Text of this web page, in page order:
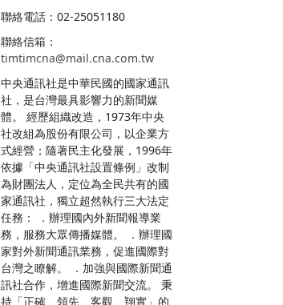
聯絡電話：02-25051180
聯絡信箱：
timtimcna@mail.cna.com.tw
中央通訊社是中華民國的國家通訊
社，是台灣最具影響力的新聞媒
體。 經歷組織改造，1973年中央
社改組為股份有限公司，以企業方
式經營；隨著民主化發展，1996年
依據「中央通訊社設置條例」改制
為財團法人，定位為全民共有的國
家通訊社，獨立超然執行三大法定
任務： ．辦理國內外新聞報導業
務，服務大眾傳播媒體。 ．辦理國
家對外新聞通訊業務，促進國際對
台灣之瞭解。 ．加強與國際新聞通
訊社合作，增進國際新聞交流。 秉
持「正確、領先、客觀、翔實」的